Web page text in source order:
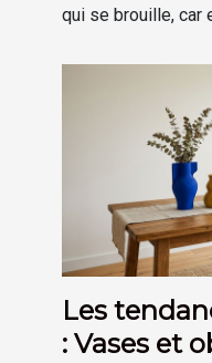
qui se brouille, car
Les
: Vases et